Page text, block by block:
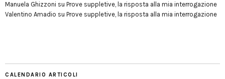
Manuela Ghizzoni su Prove suppletive, la risposta alla mia interrogazione
Valentino Amadio su Prove suppletive, la risposta alla mia interrogazione
CALENDARIO ARTICOLI